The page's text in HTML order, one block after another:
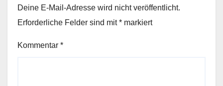
Deine E-Mail-Adresse wird nicht veröffentlicht.
Erforderliche Felder sind mit* markiert
Kommentar *